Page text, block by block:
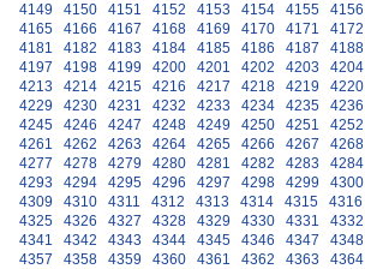
4149
4150 4151 4152 4153 4154 4155 4156
4165
4166 4167 4168 4169 4170 4171 4172
4181
4182 4183 4184 4185 4186 4187 4188
4197
4198 4199 4200 4201 4202 4203 4204
4213
4214 4215 4216 4217 4218 4219 4220
4229
4230 4231 4232 4233 4234 4235 4236
4245
4246 4247 4248 4249 4250 4251 4252
4261
4262 4263 4264 4265 4266 4267 4268
4277
4278 4279 4280 4281 4282 4283 4284
4293
4294 4295 4296 4297 4298 4299 4300
4309
4310 4311 4312 4313 4314 4315 4316
4325
4326 4327 4328 4329 4330 4331 4332
4341
4342 4343 4344 4345 4346 4347 4348
4357
4358 4359 4360 4361 4362 4363 4364